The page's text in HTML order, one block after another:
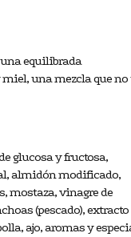
equilibrada
una mezcla que no
glucosa y fructosa,
almidón modificado,
mostaza, vinagre de
(pescado), extracto
ajo, aromas y